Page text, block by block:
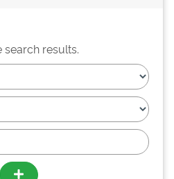
search results.